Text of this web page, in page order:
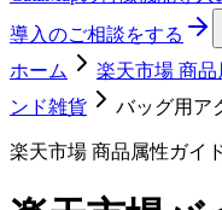
導入のご相談をする
ホーム
楽天市場 商品
ンド雑貨
バッグ用ア
楽天市場 商品属性ガイ